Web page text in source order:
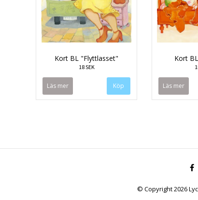
Kort BL "Flyttlasset"
18 SEK
Läs mer
Kort
Läs mer
© Copyright 2026